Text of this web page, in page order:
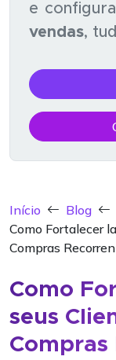
e
vendas,
Início
Blog
Como Fortalecer
Compras
Como
seus
Compras